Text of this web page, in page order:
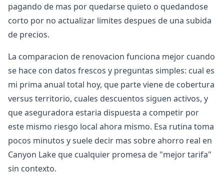
pagando de mas por quedarse quieto o quedandose
corto por no actualizar limites despues de una subida
de precios.
La comparacion de renovacion funciona mejor cuando
se hace con datos frescos y preguntas simples: cual es
mi prima anual total hoy, que parte viene de cobertura
versus territorio, cuales descuentos siguen activos, y
que aseguradora estaria dispuesta a competir por
este mismo riesgo local ahora mismo. Esa rutina toma
pocos minutos y suele decir mas sobre ahorro real en
Canyon Lake que cualquier promesa de "mejor tarifa"
sin contexto.